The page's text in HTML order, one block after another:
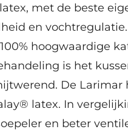
met de beste
en
hoogwaardige
is het
De Larimar
latex. In
en beter